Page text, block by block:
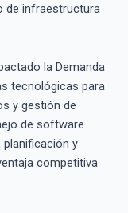
de infraestructura
la Demanda
tecnológicas para
y gestión de
de software
planificación y
competitiva